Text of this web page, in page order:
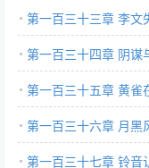
第一百三十三章 李文
第一百三十四章 阴谋
第一百三十五章 黄雀
第一百三十六章 月黑
第一百三十七章 铃音